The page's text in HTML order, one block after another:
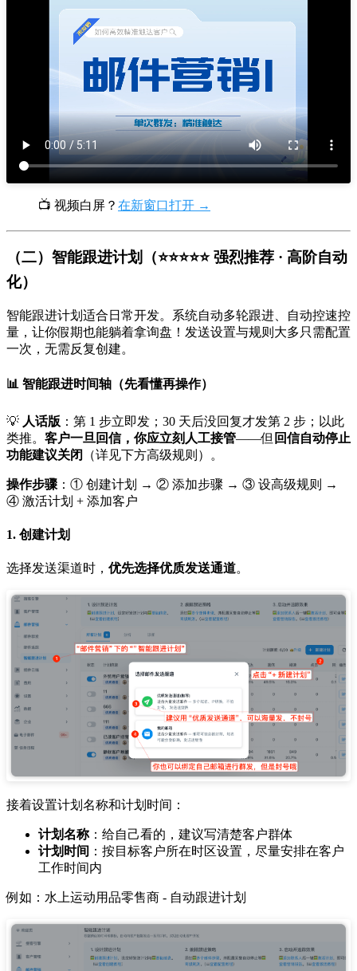
📺 视频白屏？ 在新窗口打开 →
（二）智能跟进计划（⭐⭐⭐⭐⭐ 强烈推荐 · 高阶自动
化）
智能跟进计划适合日常开发。系统自动多轮跟进、自动控速控
量，让你假期也能躺着拿询盘！发送设置与规则大多只需配置
一次，无需反复创建。
📊 智能跟进时间轴（先看懂再操作）
💡 人话版 ：第 1 步立即发；30 天后没回复才发第 2 步；以此
类推。 客户一旦回信，你应立刻人工接管——但 回信自动停止
功能建议关闭
（详见下方高级规则）。
操作步骤 ：① 创建计划 → ② 添加步骤 → ③ 设高级规则 →
④ 激活计划 + 添加客户
1. 创建计划
选择发送渠道时， 优先选择优质发送通道。
接着设置计划名称和计划时间：
计划名称：给自己看的，建议写清楚客户群体
计划时间 ：按目标客户所在时区设置，尽量安排在客户
工作时间内
例如：水上运动用品零售商 - 自动跟进计划